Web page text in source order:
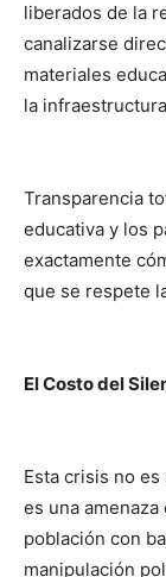
liberados de la
canalizarse
materiales
la
Transparencia
educativa y los
exactamente
que se respete
El Costo del
Esta crisis no
es una
población con
manipulación